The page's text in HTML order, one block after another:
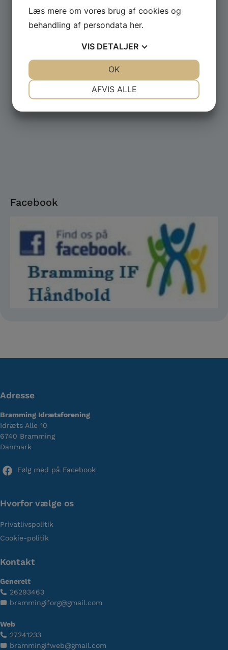
Facebook
Adresse
Bramming Idrætsforening
Idræts Alle 10
6740 Bramming
Danmark
Følg med på Facebook
Hvorfor vælge os
Privatlivspolitik
Cookie-politik
Kontakt
Generelt
26293463
brammingiforg@gmail.com
Web
27241233
brammingifweb@gmail.com
Læs mere om vores brug af cookies og
behandling af persondata her.
VIS DETALJER
AFVIS ALLE
OK